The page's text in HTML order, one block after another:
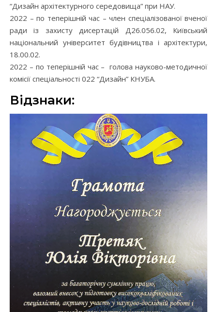
“Дизайн архітектурного середовища” при НАУ.
2022 – по теперішній час – член спеціалізованої вченої
ради із захисту дисертацій Д26.056.02, Київський
національний університет будівництва і архітектури,
18.00.02.
2022 – по теперішній час – голова науково-методичної
комісії спеціальності 022 “Дизайн” КНУБА.
Відзнаки: